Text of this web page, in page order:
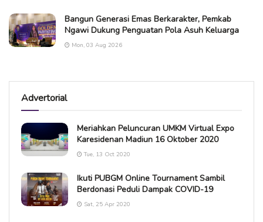
Bangun Generasi Emas Berkarakter, Pemkab
Ngawi Dukung Penguatan Pola Asuh Keluarga
Mon, 03 Aug 2026
Advertorial
Meriahkan Peluncuran UMKM Virtual Expo
Karesidenan Madiun 16 Oktober 2020
Tue, 13 Oct 2020
Ikuti PUBGM Online Tournament Sambil
Berdonasi Peduli Dampak COVID-19
Sat, 25 Apr 2020